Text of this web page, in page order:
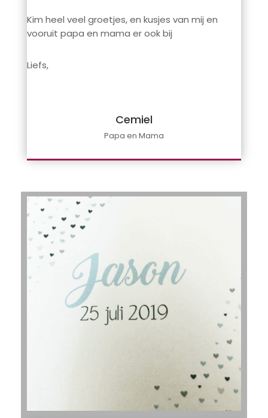
Kim heel veel groetjes, en kusjes van mij en
vooruit papa en mama er ook bij
Liefs,
Cemiel
Papa en Mama